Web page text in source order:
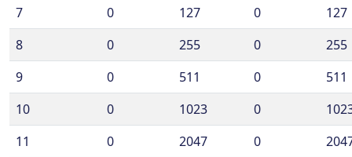
7
0 127 0
127
8
0 255 0
255
9
0 511 0
511
10
0 1023 0
11
0 2047 0